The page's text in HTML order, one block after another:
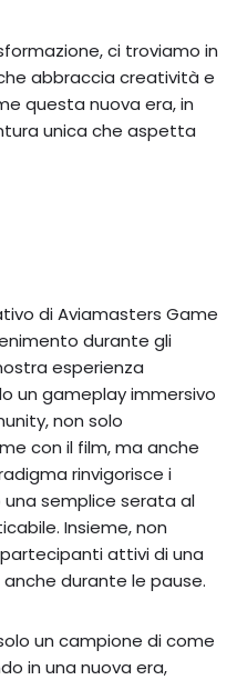
ci troviamo in
abbraccia creatività e
questa nuova era, in
unica che aspetta
di Aviamasters Game
durante gli
esperienza
un gameplay immersivo
non solo
con il film, ma anche
rinvigorisce i
semplice serata al
Insieme, non
attivi di una
durante le pause.
un campione di come
in una nuova era,